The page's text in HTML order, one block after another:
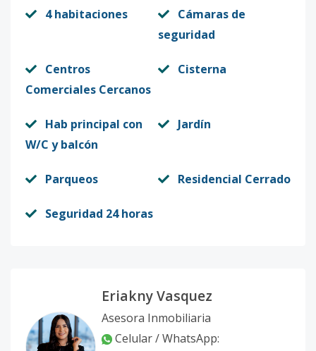
4 habitaciones
Cámaras de
seguridad
Centros
Comerciales Cercanos
Cisterna
Hab principal con
W/C y balcón
Jardín
Parqueos Residencial Cerrado
Seguridad 24 horas
Eriakny Vasquez
Asesora Inmobiliaria
Celular / WhatsApp: